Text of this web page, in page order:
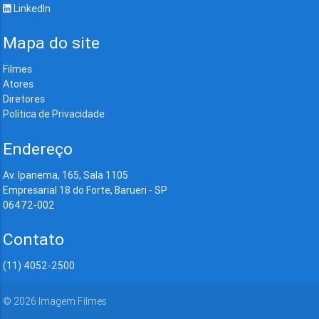
LinkedIn
Mapa do site
Filmes
Atores
Diretores
Política de Privacidade
Endereço
Av. Ipanema, 165, Sala 1105
Empresarial 18 do Forte, Barueri - SP
06472-002
Contato
(11) 4052-2500
© 2026 Imagem Filmes